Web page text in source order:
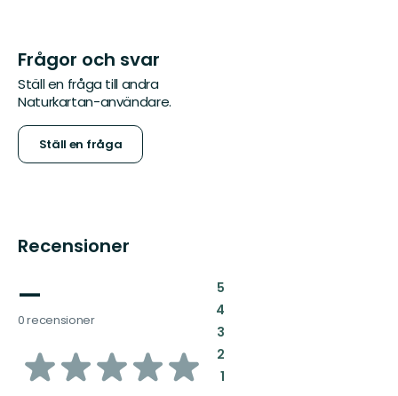
Frågor och svar
Ställ en fråga till andra
Naturkartan-användare.
Ställ en fråga
Recensioner
—
0 recensioner
av
5:
4:
3:
2:
1: